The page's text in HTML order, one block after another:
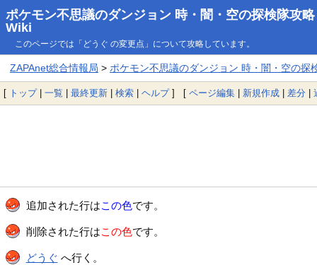
ポケモン不思議のダンジョン 時・闇・空の探検隊攻略
Wiki
このページでは「どうぐ の変更点」について攻略しています。
ZAPAnet総合情報局 > ポケモン不思議のダンジョン 時・闇・空の探
[ トップ| 一覧 | 最終更新 | 検索 | ヘルプ] [ ページ編集 | 新規作成 | 差分 |
追加された行はこの色です。
削除された行はこの色です。
どうぐ へ行く。